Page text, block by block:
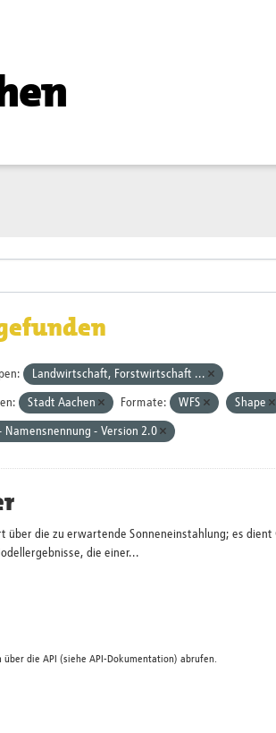
Landwirtschaft, Forstwirtschaft ...
Stadt Aachen Formate: WFS Shape
Namensnennung - Version 2.0
über die zu erwartende Sonneneinstahlung; es
die einer...
über die API (siehe API-Dokumentation) abrufen.